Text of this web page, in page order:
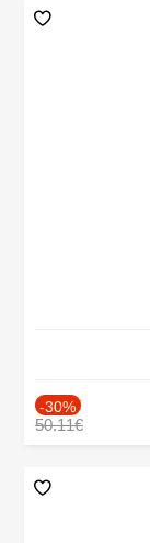
-30%
50.11€